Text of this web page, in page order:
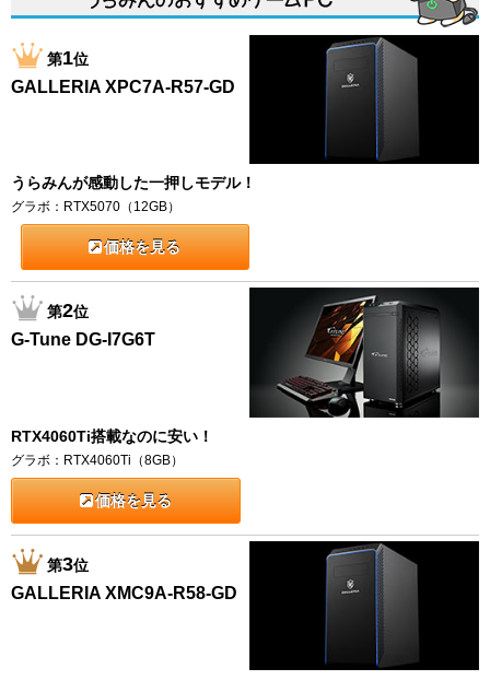
第1位
GALLERIA XPC7A-R57-GD
うらみんが感動した一押しモデル！
グラボ：RTX5070（12GB）
価格を見る
第2位
G-Tune DG-I7G6T
RTX4060Ti搭載なのに安い！
グラボ：RTX4060Ti（8GB）
価格を見る
第3位
GALLERIA XMC9A-R58-GD